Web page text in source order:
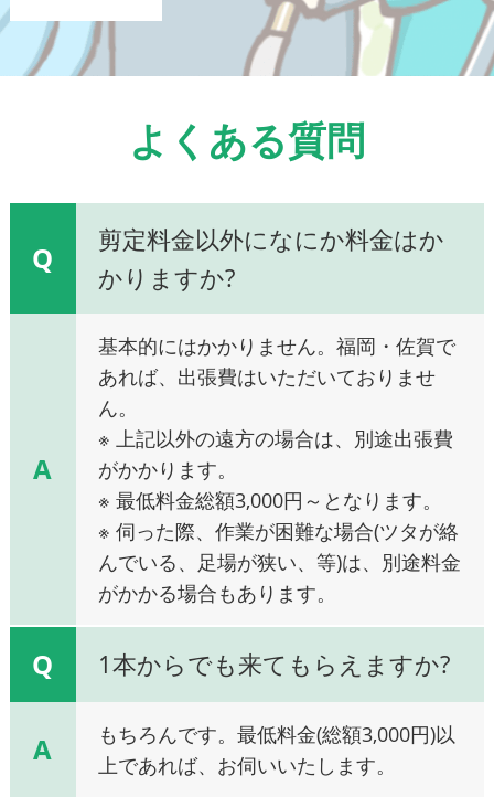
よくある質問
Q
剪定料金以外になにか料金はか
かりますか?
A
基本的にはかかりません。福岡・佐賀で
あれば、出張費はいただいておりませ
ん。
※ 上記以外の遠方の場合は、別途出張費
がかかります。
※ 最低料金総額3,000円～となります。
※ 伺った際、作業が困難な場合(ツタが絡
んでいる、足場が狭い、等)は、別途料金
がかかる場合もあります。
Q 1本からでも来てもらえますか?
A
もちろんです。最低料金(総額3,000円)以
上であれば、お伺いいたします。